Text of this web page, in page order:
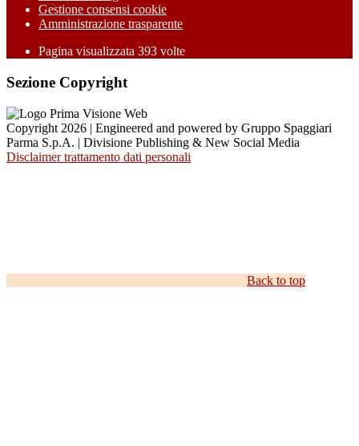
Gestione consensi cookie
Amministrazione trasparente
Pagina visualizzata 393 volte
Sezione Copyright
Copyright 2026 | Engineered and powered by Gruppo Spaggiari
Parma S.p.A. | Divisione Publishing & New Social Media
Disclaimer trattamento dati personali
Back to top